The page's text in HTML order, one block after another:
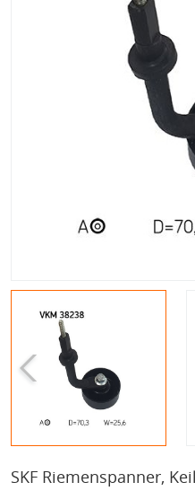
SKF Riemenspanner,